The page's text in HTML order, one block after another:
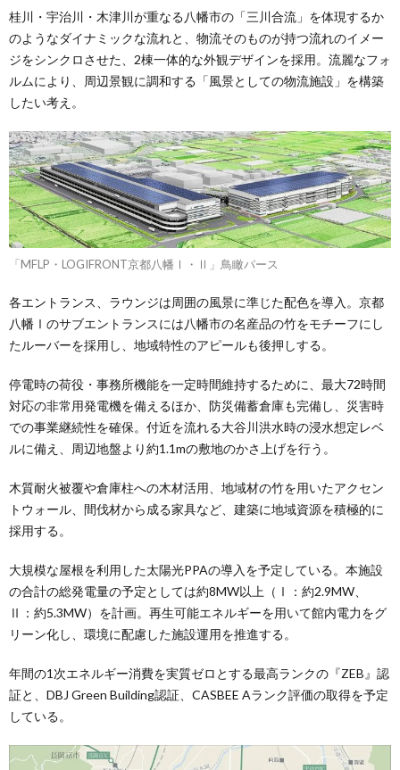
桂川・宇治川・木津川が重なる八幡市の「三川合流」を体現するか
のようなダイナミックな流れと、物流そのものが持つ流れのイメー
ジをシンクロさせた、2棟一体的な外観デザインを採用。流麗なフォ
ルムにより、周辺景観に調和する「風景としての物流施設」を構築
したい考え。
「MFLP・LOGIFRONT京都八幡Ⅰ・Ⅱ」鳥瞰パース
各エントランス、ラウンジは周囲の風景に準じた配色を導入。京都
八幡Ⅰのサブエントランスには八幡市の名産品の竹をモチーフにし
たルーバーを採用し、地域特性のアピールも後押しする。
停電時の荷役・事務所機能を一定時間維持するために、最大72時間
対応の非常用発電機を備えるほか、防災備蓄倉庫も完備し、災害時
での事業継続性を確保。付近を流れる大谷川洪水時の浸水想定レベ
ルに備え、周辺地盤より約1.1mの敷地のかさ上げを行う。
木質耐火被覆や倉庫柱への木材活用、地域材の竹を用いたアクセン
トウォール、間伐材から成る家具など、建築に地域資源を積極的に
採用する。
大規模な屋根を利用した太陽光PPAの導入を予定している。本施設
の合計の総発電量の予定としては約8MW以上（Ⅰ：約2.9MW、
Ⅱ：約5.3MW）を計画。再生可能エネルギーを用いて館内電力をグ
リーン化し、環境に配慮した施設運用を推進する。
年間の1次エネルギー消費を実質ゼロとする最高ランクの『ZEB』認
証と、DBJ Green Building認証、CASBEE Aランク評価の取得を予定
している。